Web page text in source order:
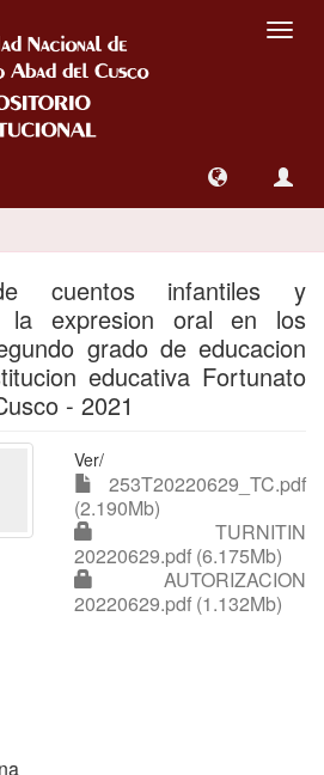
cuentos infantiles y
la expresion oral en los
grado de educacion
educativa Fortunato
- 2021
Ver/
253T20220629_TC.pdf
(2.190Mb)
TURNITIN
20220629.pdf (6.175Mb)
AUTORIZACION
20220629.pdf (1.132Mb)